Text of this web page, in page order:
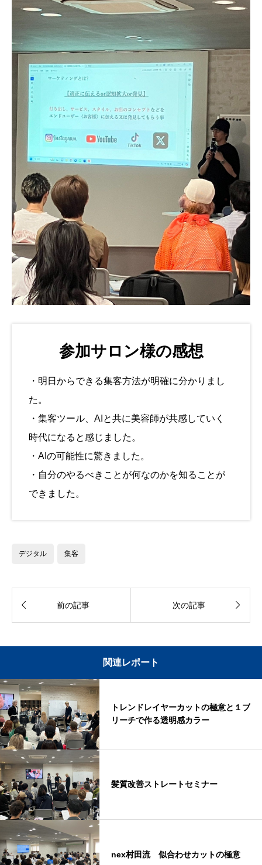
参加サロン様の感想
・明日からできる集客方法が明確に分かりまし
た。
・集客ツール、AIと共に美容師が共感していく
時代になると感じました。
・AIの可能性に驚きました。
・自分のやるべきことが何なのかを知ることが
できました。
デジタル 集客
 前の記事 次の記事 
関連レポート
トレンドレイヤーカットの極意と１ブ
リーチで作る透明感カラー
髪質改善ストレートセミナー
nex村田流 似合わせカットの極意